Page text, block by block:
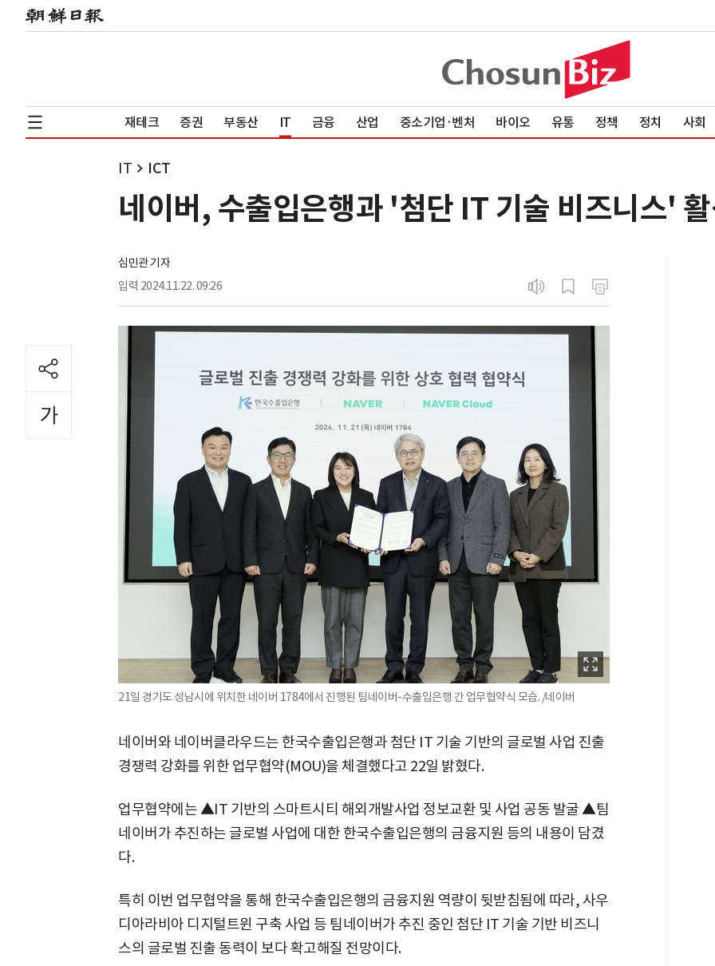
재테크 증권 부동산 IT 금융 산업 중소기업·벤처 바이오 유통 정책 정치 사회
IT ICT
네이버, 수출입은행과 '첨단 IT 기술 비즈니스'
심민관 기자
입력 2024.11.22. 09:26
21일 경기도 성남시에 위치한 네이버 1784에서 진행된 팀네이버-수출입은행 간 업무협약식 모습. /네이버
네이버와 네이버클라우드는 한국수출입은행과 첨단 IT 기술 기반의 글로벌 사업 진출
경쟁력 강화를 위한 업무협약(MOU)을 체결했다고 22일 밝혔다.
업무협약에는 ▲IT 기반의 스마트시티 해외개발사업 정보교환 및 사업 공동 발굴 ▲팀
네이버가 추진하는 글로벌 사업에 대한 한국수출입은행의 금융지원 등의 내용이 담겼
다.
특히 이번 업무협약을 통해 한국수출입은행의 금융지원 역량이 뒷받침됨에 따라, 사우
디아라비아 디지털트윈 구축 사업 등 팀네이버가 추진 중인 첨단 IT 기술 기반 비즈니
스의 글로벌 진출 동력이 보다 확고해질 전망이다.